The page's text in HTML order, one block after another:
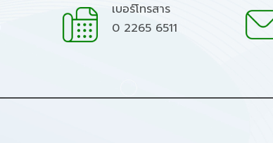
เบอร์โทรสาร
0 2265 6511